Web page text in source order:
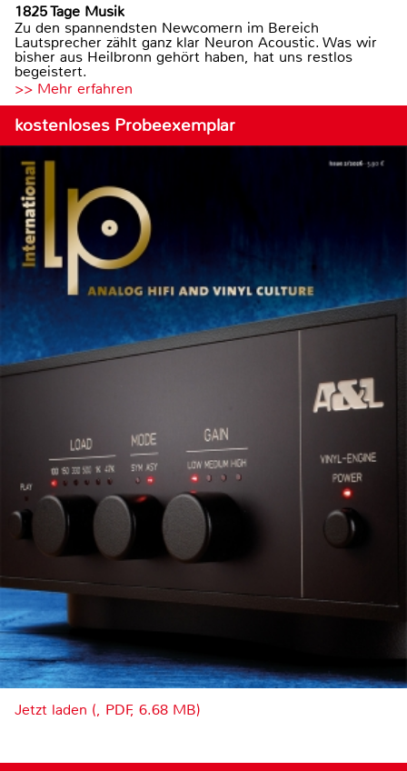
1825 Tage Musik
Zu den spannendsten Newcomern im Bereich
Lautsprecher zählt ganz klar Neuron Acoustic. Was wir
bisher aus Heilbronn gehört haben, hat uns restlos
begeistert.
>> Mehr erfahren
kostenloses Probeexemplar
Jetzt laden (, PDF, 6.68 MB)